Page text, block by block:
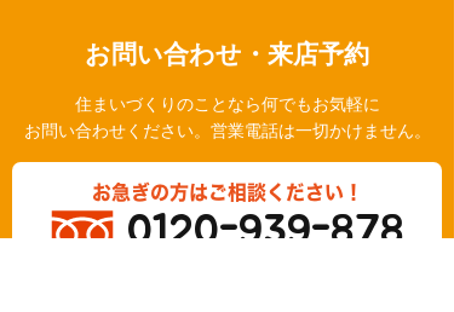
お問い合わせ・来店予約
住まいづくりのことなら何でもお気軽に
お問い合わせください。営業電話は一切かけません。
お急ぎの方はご相談ください！
0120-939-878